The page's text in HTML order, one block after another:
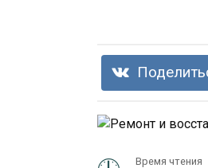
Время чтения